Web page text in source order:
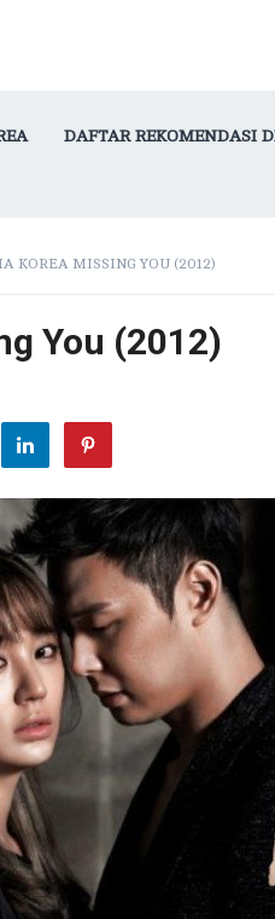
DAFTAR REKOMENDASI
KOREA MISSING YOU (2012)
You (2012)